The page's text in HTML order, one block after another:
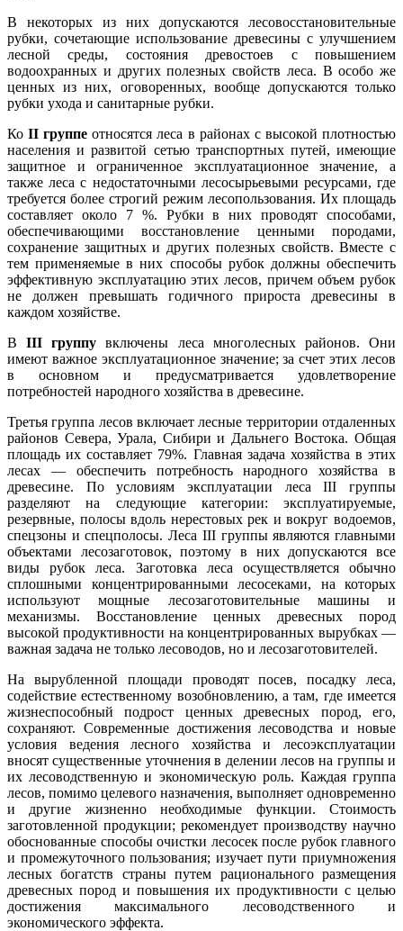
В некоторых из них допускаются лесовосстановительные
рубки, сочетающие использование древесины с улучшением
лесной среды, состояния древостоев с повышением
водоохранных и других полезных свойств леса. В особо же
ценных из них, оговоренных, вообще допускаются только
рубки ухода и санитарные рубки.
КоII группе относятся леса в районах с высокой плотностью
населения и развитой сетью транспортных путей, имеющие
защитное и ограниченное эксплуатационное значение, а
также леса с недостаточными лесосырьевыми ресурсами, где
требуется более строгий режим лесопользования. Их площадь
составляет около 7 %. Рубки в них проводят способами,
обеспечивающими восстановление ценными породами,
сохранение защитных и других полезных свойств. Вместе с
тем применяемые в них способы рубок должны обеспечить
эффективную эксплуатацию этих лесов, причем объем рубок
не должен превышать годичного прироста древесины в
каждом хозяйстве.
ВIII группу включены леса многолесных районов. Они
имеют важное эксплуатационное значение; за счет этих лесов
в основном и предусматривается удовлетворение
потребностей народного хозяйства в древесине.
Третья группа лесов включает лесные территории отдаленных
районов Севера, Урала, Сибири и Дальнего Востока. Общая
площадь их составляет 79%. Главная задача хозяйства в этих
лесах — обеспечить потребность народного хозяйства в
древесине. По условиям эксплуатации леса III группы
разделяют на следующие категории: эксплуатируемые,
резервные, полосы вдоль нерестовых рек и вокруг водоемов,
спецзоны и спецполосы. Леса III группы являются главными
объектами лесозаготовок, поэтому в них допускаются все
виды рубок леса. Заготовка леса осуществляется обычно
сплошными концентрированными лесосеками, на которых
используют мощные лесозаготовительные машины и
механизмы. Восстановление ценных древесных пород
высокой продуктивности на концентрированных вырубках —
важная задача не только лесоводов, но и лесозаготовителей.
На вырубленной площади проводят посев, посадку леса,
содействие естественному возобновлению, а там, где имеется
жизнеспособный подрост ценных древесных пород, его,
сохраняют. Современные достижения лесоводства и новые
условия ведения лесного хозяйства и лесоэксплуатации
вносят существенные уточнения в делении лесов на группы и
их лесоводственную и экономическую роль. Каждая группа
лесов, помимо целевого назначения, выполняет одновременно
и другие жизненно необходимые функции. Стоимость
заготовленной продукции; рекомендует производству научно
обоснованные способы очистки лесосек после рубок главного
и промежуточного пользования; изучает пути приум­ножения
лесных богатств страны путем рационального размещения
древесных пород и повышения их продуктивности с целью
достижения максимального лесоводственного и
экономического эффекта.